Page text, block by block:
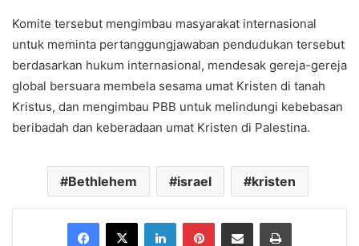
Komite tersebut mengimbau masyarakat internasional
untuk meminta pertanggungjawaban pendudukan tersebut
berdasarkan hukum internasional, mendesak gereja-gereja
global bersuara membela sesama umat Kristen di tanah
Kristus, dan mengimbau PBB untuk melindungi kebebasan
beribadah dan keberadaan umat Kristen di Palestina.
Bethlehem israel kristen
Facebook
X LinkedInPinterestShare via Email Print